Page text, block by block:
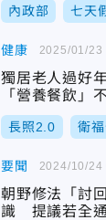
內政部 七天
健康
獨居老人過好
「營養餐飲」
長照2.0 衛
2025/01/23
要聞
朝野修法「討
識 提議若全
2024/10/24